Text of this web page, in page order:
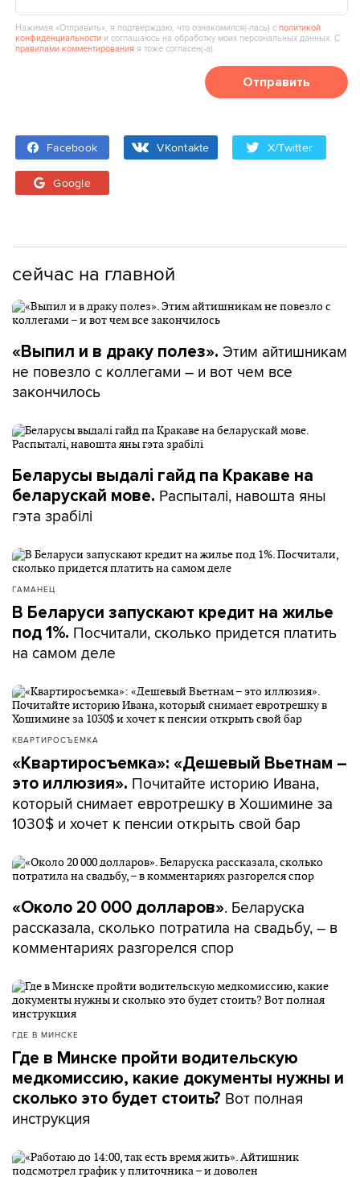
Нажимая «Отправить», я подтверждаю, что ознакомился(‑лась) сполитикой
конфиденциальности и соглашаюсь на обработку моих персональных данных. С
правилами комментирования я тоже согласен(‑а).
Отправить
Facebook VKontakte X/Twitter
Google
сейчас на главной
«Выпил и в драку полез». Этим айтишникам
не повезло с коллегами – и вот чем все
закончилось
Беларусы выдалі гайд па Кракаве на
беларускай мове. Распыталі, навошта яны
гэта зрабілі
ГАМАНЕЦ
В Беларуси запускают кредит на жилье
под 1%. Посчитали, сколько придется платить
на самом деле
КВАРТИРОСЪЕМКА
«Квартиросъемка»: «Дешевый Вьетнам –
это иллюзия». Почитайте историю Ивана,
который снимает евротрешку в Хошимине за
1030$ и хочет к пенсии открыть свой бар
«Около 20 000 долларов». Беларуска
рассказала, сколько потратила на свадьбу, – в
комментариях разгорелся спор
ГДЕ В МИНСКЕ
Где в Минске пройти водительскую
медкомиссию, какие документы нужны и
сколько это будет стоить? Вот полная
инструкция